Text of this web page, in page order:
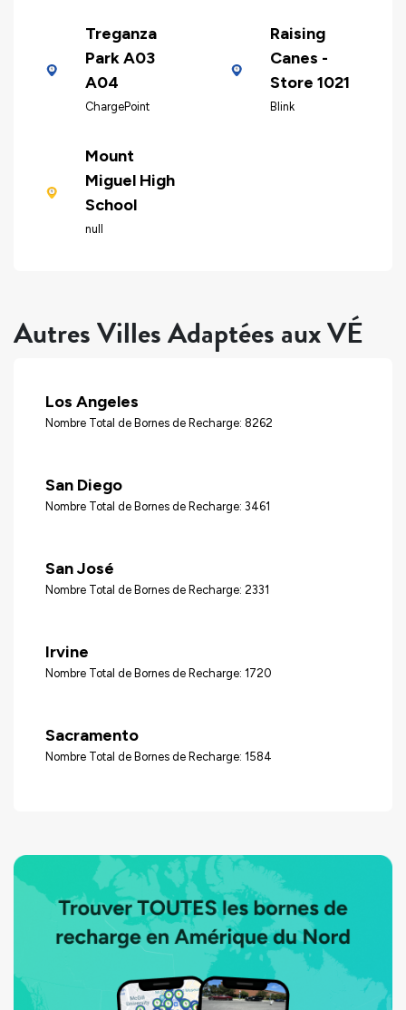
Treganza
Park A03
A04
ChargePoint
Raising
Canes -
Store 1021
Blink
Mount
Miguel High
School
null
Autres Villes Adaptées aux VÉ
Los Angeles
Nombre Total de Bornes de Recharge: 8262
San Diego
Nombre Total de Bornes de Recharge: 3461
San José
Nombre Total de Bornes de Recharge: 2331
Irvine
Nombre Total de Bornes de Recharge: 1720
Sacramento
Nombre Total de Bornes de Recharge: 1584